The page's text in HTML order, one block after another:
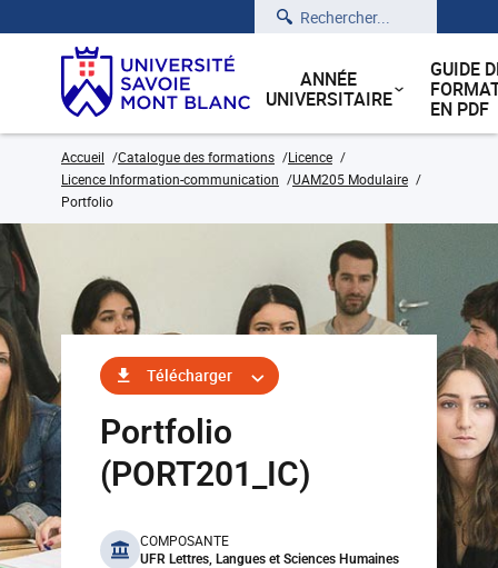
Rechercher
ANNÉE
UNIVERSITAIRE
GUIDE
EN PDF
Accueil Catalogue des formations
Licence
Licence Information-communication
UAM205 Modulaire
Portfolio
Télécharger
Portfolio
(PORT201_IC)
benefits
COMPOSANTE
UFR Lettres, Langues et Sciences Humaines